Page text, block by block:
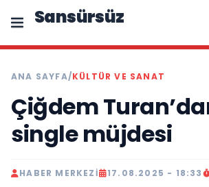
Sansürsüz
ANA SAYFA/KÜLTÜR VE SANAT
Çiğdem
single müjdesi
HABER MERKEZI 17.08.2025 - 18:33